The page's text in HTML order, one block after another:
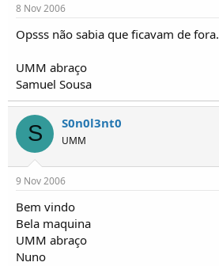
8 Nov 2006
Opsss não sabia que ficavam de fora.
UMM abraço
Samuel Sousa
S S0n0l3nt0
UMM
9 Nov 2006
Bem vindo
Bela maquina
UMM abraço
Nuno